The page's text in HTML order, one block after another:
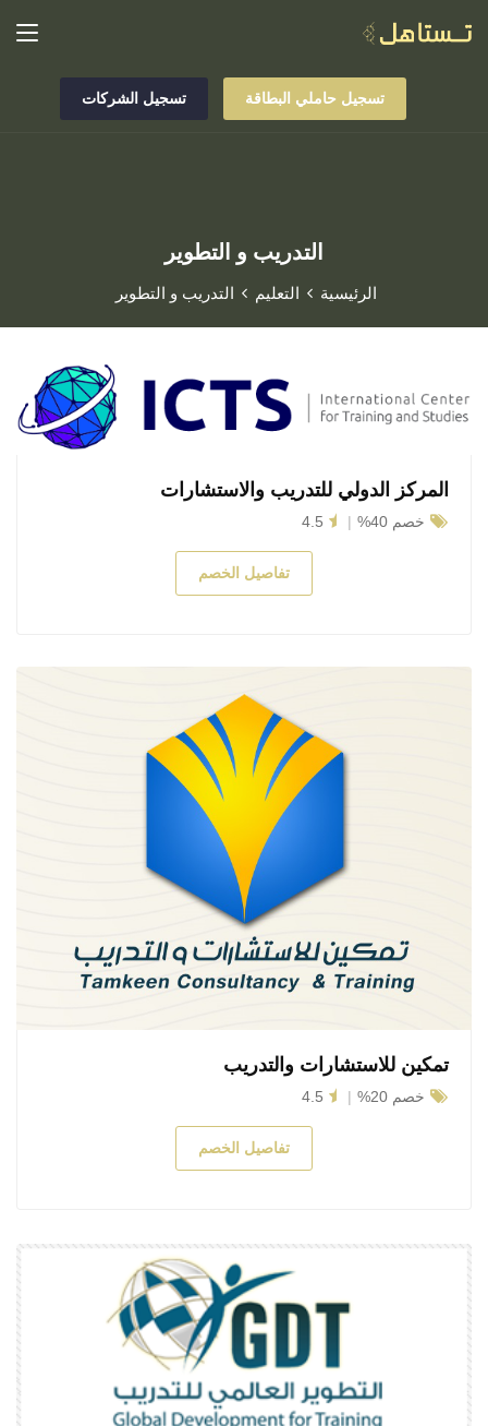
تسجيل حاملي البطاقة تسجيل الشركات
التدريب و التطوير
الرئيسية التعليم التدريب و التطوير
المركز الدولي للتدريب والاستشارات
خصم 40% 4.5
تفاصيل الخصم
تمكين للاستشارات والتدريب
خصم 20% 4.5
تفاصيل الخصم